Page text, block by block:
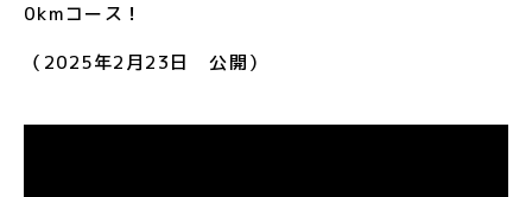
0kmコース！
（2025年2月23日 公開）